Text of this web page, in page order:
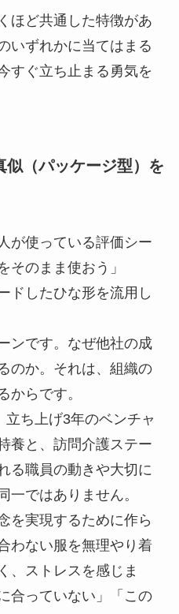
ほど共通した特徴があ
いずれかに当てはまる
すぐ立ち止まる勇気を
似（パッケージ型）を
が使っている評価シー
そのまま使おう」
ドしたひな形を流用し
ンです。なぜ他社の成
のか。それは、組織の
からです。
ち上げ3年のベンチャ
養と、訪問介護ステー
る職員の動きや大切に
一ではありません。
を実現するために作ら
わない服を無理やり着
、ストレスを感じま
合っていない」「この